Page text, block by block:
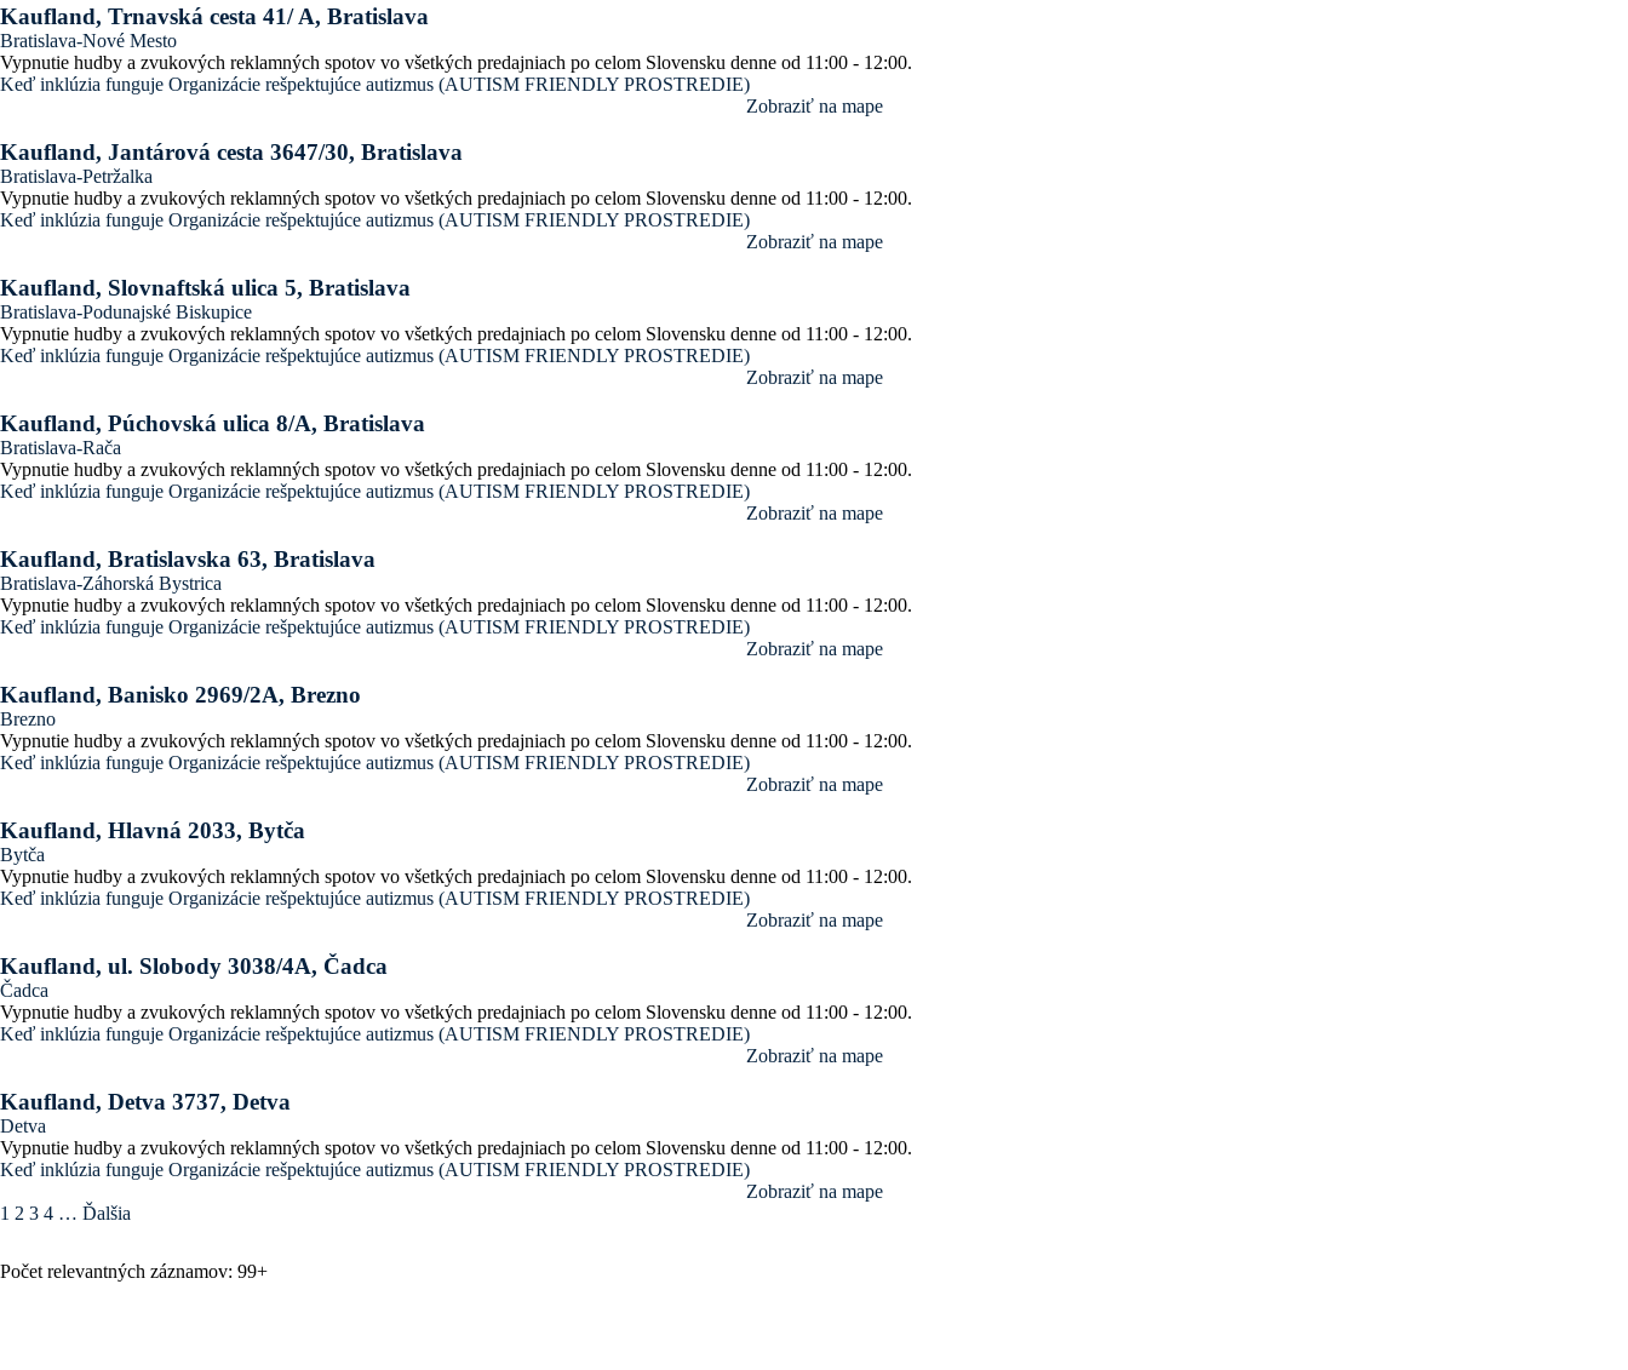
Kaufland, Trnavská cesta 41/ A, Bratislava
Bratislava-Nové Mesto
Vypnutie hudby a zvukových reklamných spotov vo všetkých predajniach po celom Slovensku denne od 11:00 - 12:00.
Keď inklúzia funguje Organizácie rešpektujúce autizmus (AUTISM FRIENDLY PROSTREDIE)
Zobraziť na mape
Kaufland, Jantárová cesta 3647/30, Bratislava
Bratislava-Petržalka
Vypnutie hudby a zvukových reklamných spotov vo všetkých predajniach po celom Slovensku denne od 11:00 - 12:00.
Keď inklúzia funguje Organizácie rešpektujúce autizmus (AUTISM FRIENDLY PROSTREDIE)
Zobraziť na mape
Kaufland, Slovnaftská ulica 5, Bratislava
Bratislava-Podunajské Biskupice
Vypnutie hudby a zvukových reklamných spotov vo všetkých predajniach po celom Slovensku denne od 11:00 - 12:00.
Keď inklúzia funguje Organizácie rešpektujúce autizmus (AUTISM FRIENDLY PROSTREDIE)
Zobraziť na mape
Kaufland, Púchovská ulica 8/A, Bratislava
Bratislava-Rača
Vypnutie hudby a zvukových reklamných spotov vo všetkých predajniach po celom Slovensku denne od 11:00 - 12:00.
Keď inklúzia funguje Organizácie rešpektujúce autizmus (AUTISM FRIENDLY PROSTREDIE)
Zobraziť na mape
Kaufland, Bratislavska 63, Bratislava
Bratislava-Záhorská Bystrica
Vypnutie hudby a zvukových reklamných spotov vo všetkých predajniach po celom Slovensku denne od 11:00 - 12:00.
Keď inklúzia funguje Organizácie rešpektujúce autizmus (AUTISM FRIENDLY PROSTREDIE)
Zobraziť na mape
Kaufland, Banisko 2969/2A, Brezno
Brezno
Vypnutie hudby a zvukových reklamných spotov vo všetkých predajniach po celom Slovensku denne od 11:00 - 12:00.
Keď inklúzia funguje Organizácie rešpektujúce autizmus (AUTISM FRIENDLY PROSTREDIE)
Zobraziť na mape
Kaufland, Hlavná 2033, Bytča
Bytča
Vypnutie hudby a zvukových reklamných spotov vo všetkých predajniach po celom Slovensku denne od 11:00 - 12:00.
Keď inklúzia funguje Organizácie rešpektujúce autizmus (AUTISM FRIENDLY PROSTREDIE)
Zobraziť na mape
Kaufland, ul. Slobody 3038/4A, Čadca
Čadca
Vypnutie hudby a zvukových reklamných spotov vo všetkých predajniach po celom Slovensku denne od 11:00 - 12:00.
Keď inklúzia funguje Organizácie rešpektujúce autizmus (AUTISM FRIENDLY PROSTREDIE)
Zobraziť na mape
Kaufland, Detva 3737, Detva
Detva
Vypnutie hudby a zvukových reklamných spotov vo všetkých predajniach po celom Slovensku denne od 11:00 - 12:00.
Keď inklúzia funguje Organizácie rešpektujúce autizmus (AUTISM FRIENDLY PROSTREDIE)
Zobraziť na mape
1 2 3 4 … Ďalšia
Počet relevantných záznamov: 99+